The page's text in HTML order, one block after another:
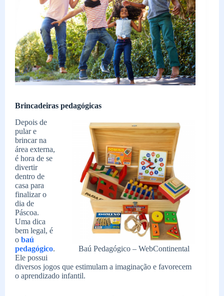
Brincadeiras pedagógicas
Baú Pedagógico – WebContinental
Depois de
pular e
brincar na
área externa,
é hora de se
divertir
dentro de
casa para
finalizar o
dia de
Páscoa.
Uma dica
bem legal, é
o baú
pedagógico.
Ele possui
diversos jogos que estimulam a imaginação e favorecem
o aprendizado infantil.